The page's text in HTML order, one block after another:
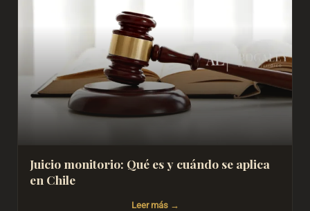
Juicio monitorio: Qué es y cuándo se aplica
en Chile
Leer más